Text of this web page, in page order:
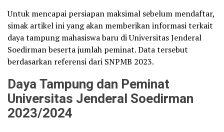
Untuk mencapai persiapan maksimal sebelum mendaftar,
simak artikel ini yang akan memberikan informasi terkait
daya tampung mahasiswa baru di Universitas Jenderal
Soedirman beserta jumlah peminat. Data tersebut
berdasarkan referensi dari SNPMB 2023.
Daya Tampung dan Peminat
Universitas Jenderal Soedirman
2023/2024